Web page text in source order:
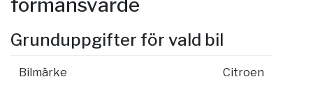
förmånsvärde
Grunduppgifter för vald bil
Bilmärke Citroen